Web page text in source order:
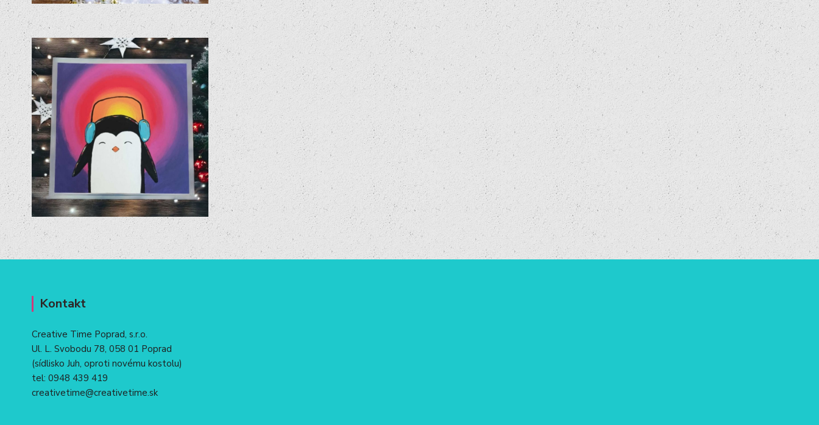
Kontakt
Creative Time Poprad, s.r.o.
Ul. L. Svobodu 78, 058 01 Poprad
(sídlisko Juh, oproti novému kostolu)
tel: 0948 439 419
creativetime@creativetime.sk